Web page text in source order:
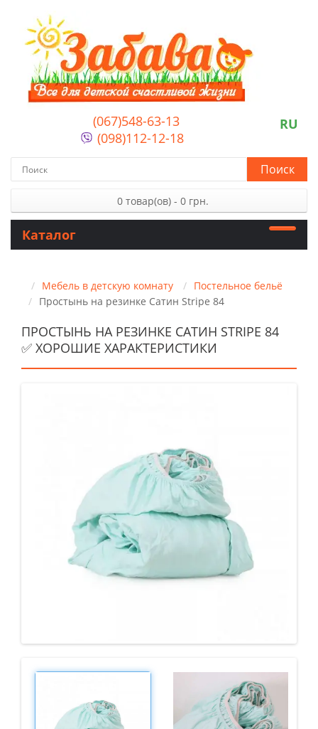
(067)548-63-13
(098)112-12-18
RU
Поиск
0 товар(ов) - 0 грн.
Каталог
Мебель в детскую комнату
Постельное бельё
Простынь на резинке Сатин Stripe 84
ПРОСТЫНЬ НА РЕЗИНКЕ САТИН STRIPE 84
✅ ХОРОШИЕ ХАРАКТЕРИСТИКИ